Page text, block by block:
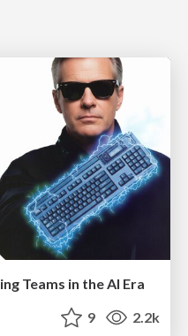
Teams in the AI Era
9 2.2k